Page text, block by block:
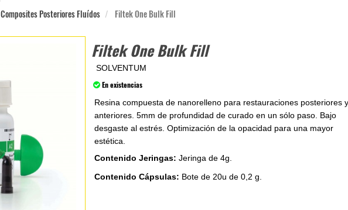
Composites Posteriores Fluídos Filtek One Bulk Fill
Filtek One Bulk Fill
SOLVENTUM
En existencias
Resina compuesta de nanorelleno para restauraciones posteriores y
anteriores. 5mm de profundidad de curado en un sólo paso. Bajo
desgaste al estrés. Optimización de la opacidad para una mayor
estética.
Contenido Jeringas: Jeringa de 4g.
Contenido Cápsulas: Bote de 20u de 0,2 g.